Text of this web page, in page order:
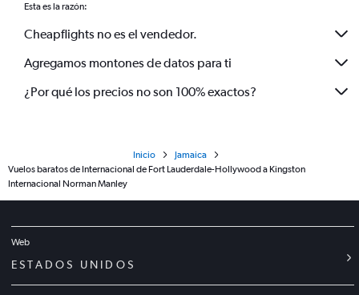
Esta es la razón:
Cheapflights no es el vendedor.
Agregamos montones de datos para ti
¿Por qué los precios no son 100% exactos?
Inicio
Jamaica
Vuelos baratos de Internacional de Fort Lauderdale-Hollywood a Kingston
Internacional Norman Manley
Web
ESTADOS UNIDOS